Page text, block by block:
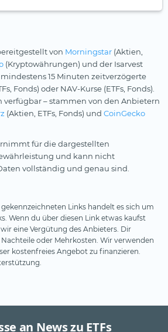
von Morningstar (Aktien,
(Kryptowährungen) und der Isarvest
15 Minuten zeitverzögerte
Fonds) oder NAV-Kurse (ETFs, Fonds).
verfügbar – stammen von den Anbietern
(Aktien, ETFs, Fonds) und CoinGecko
für die dargestellten
und kann nicht
vollständig und genau sind.
Links handelt es sich um
Wenn du über diesen Link etwas kaufst
eine Vergütung des Anbieters. Dir
oder Mehrkosten. Wir verwenden
kostenfreies Angebot zu finanzieren.
an News zu ETFs